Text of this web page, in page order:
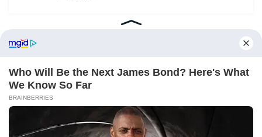
Home Tentang Kontak Redaksi Pedoman Media Siber